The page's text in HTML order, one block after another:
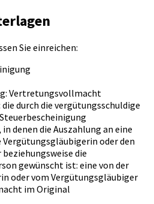
Sie einreichen:
Vertretungsvollmacht
durch die vergütungsschuldige
denen die Auszahlung an eine
Vergütungsgläubigerin oder den
die
gewünscht ist: eine von der
oder vom Vergütungsgläubiger
im Original